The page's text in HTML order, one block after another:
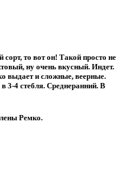
то вот он! Такой просто не
ну очень вкусный. Индет.
выдает и сложные, веерные.
3-4 стебля. Среднеранний. В
Ремко.